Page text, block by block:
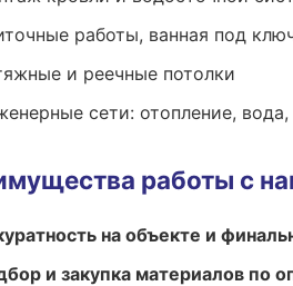
работы, ванная под
и реечные потолки
сети: отопление, вода,
работы с
на объекте и
и закупка материалов по